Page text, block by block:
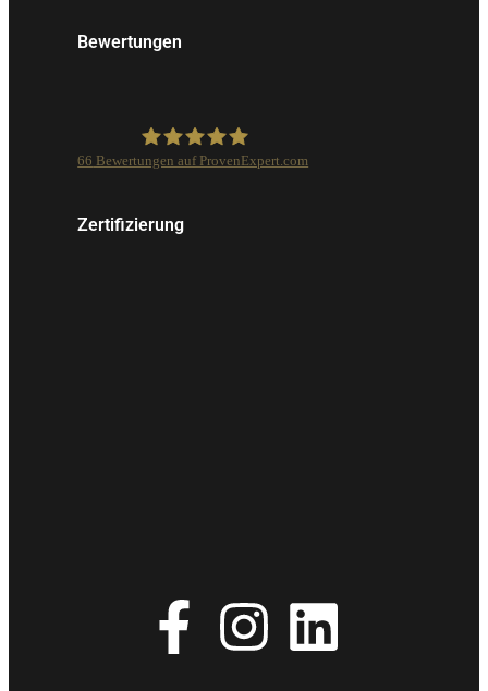
Bewertungen
66 Bewertungen auf ProvenExpert.com
Zertifizierung